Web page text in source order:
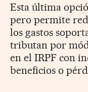
Esta última
pero permite
los gastos
tributan por
en el IRPF con
beneficios o